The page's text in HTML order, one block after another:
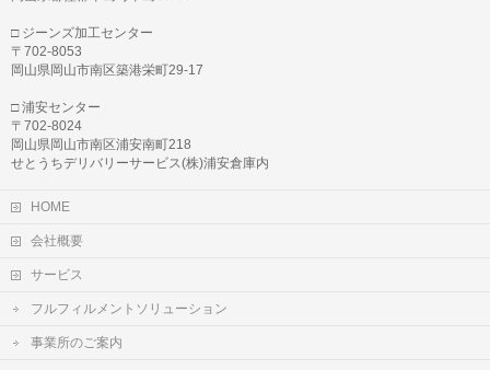
□ ジーンズ加工センター
〒702-8053
岡山県岡山市南区築港栄町29-17
□ 浦安センター
〒702-8024
岡山県岡山市南区浦安南町218
せとうちデリバリーサービス(株)浦安倉庫内
HOME
会社概要
サービス
フルフィルメントソリューション
事業所のご案内